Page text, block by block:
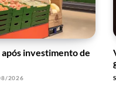
investimento de
2026